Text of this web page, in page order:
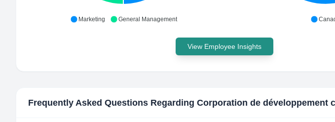
Marketing General Management
View Employee Insights
Frequently Asked Questions Regarding Corporation de développement